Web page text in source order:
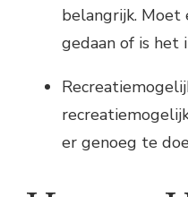
belangrijk. Moet
gedaan of is het
er genoeg te